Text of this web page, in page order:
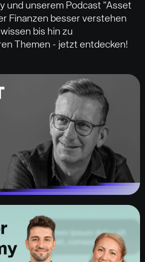
und unserem Podcast "Asset
Finanzen besser verstehen
bis hin zu
Themen - jetzt entdecken!